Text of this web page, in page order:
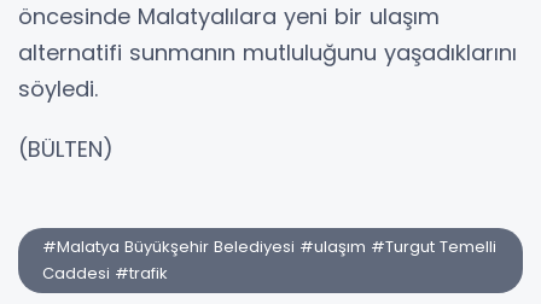
öncesinde Malatyalılara yeni bir ulaşım
alternatifi sunmanın mutluluğunu yaşadıklarını
söyledi.
(BÜLTEN)
#Malatya Büyükşehir Belediyesi #ulaşım #Turgut Temelli
Caddesi #trafik